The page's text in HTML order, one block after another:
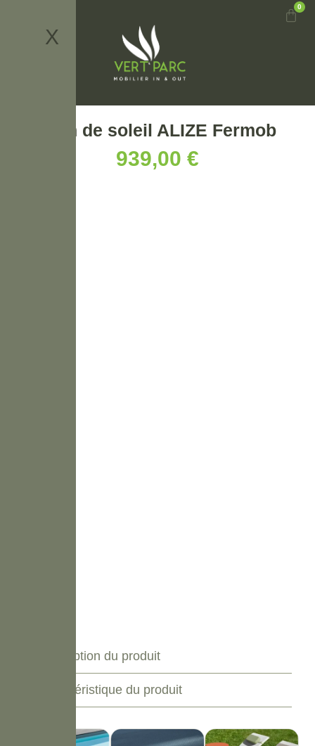
X
0
Bain de soleil ALIZE Fermob
939,00 €
Description du produit
Caractéristique du produit